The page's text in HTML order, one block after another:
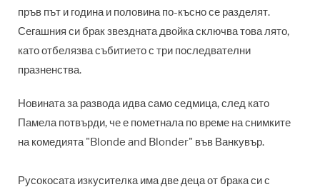
пръв път и година и половина по-късно се разделят.
Сегашния си брак звездната двойка сключва това лято,
като отбелязва събитието с три последвателни
празненства.
Новината за развода идва само седмица, след като
Памела потвърди, че е пометнала по време на снимките
на комедията "Blonde and Blonder" във Ванкувър.
Русокосата изкусителка има две деца от брака си с